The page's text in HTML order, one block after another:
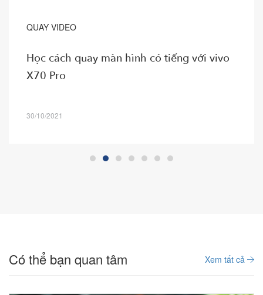
QUAY VIDEO
Học cách quay màn hình có tiếng với vivo
X70 Pro
30/10/2021
Có thể bạn quan tâm Xem tất cả